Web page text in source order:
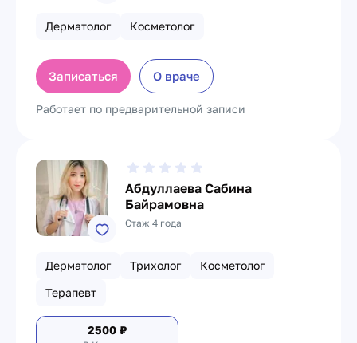
Дерматолог Косметолог
Записаться О враче
Работает по предварительной записи
Абдуллаева Сабина
Байрамовна
Стаж 4 года
Дерматолог Трихолог
Косметолог
Терапевт
2500 ₽